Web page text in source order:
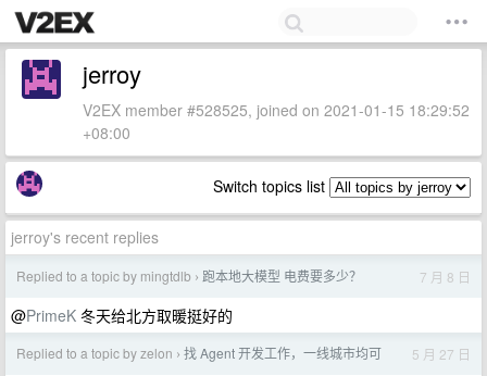
jerroy
V2EX member #528525, joined on 2021-01-15 18:29:52
+08:00
Switch topics list
jerroy's recent replies
Replied to a topic by mingtdlb › 跑本地大模型 电费要多少？ 7 月 8 日
@PrimeK 冬天给北方取暖挺好的
Replied to a topic by zelon › 找 Agent 开发工作，一线城市均可 5 月 27 日